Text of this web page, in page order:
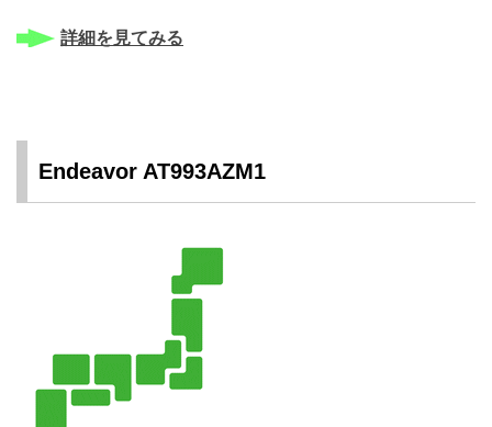
詳細を見てみる
Endeavor AT993AZM1